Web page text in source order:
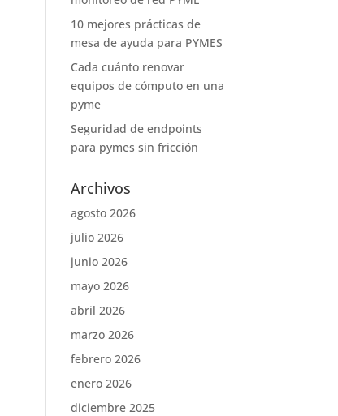
10 mejores prácticas de
mesa de ayuda para PYMES
Cada cuánto renovar
equipos de cómputo en una
pyme
Seguridad de endpoints
para pymes sin fricción
Archivos
agosto 2026
julio 2026
junio 2026
mayo 2026
abril 2026
marzo 2026
febrero 2026
enero 2026
diciembre 2025